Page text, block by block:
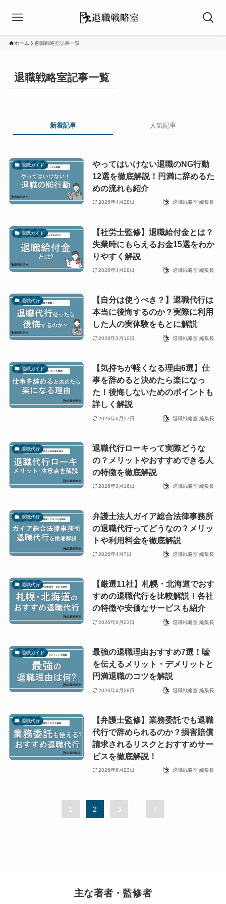
ホーム 退職戦略室記事一覧
退職戦略室記事一覧
新着記事 人気記事
退職ガイド
やってはいけない退職のNG行動
12選を徹底解説！円満に辞めるた
めの流れも紹介
2026年4月28日 退職戦略室 編集長
退職ガイド
【社労士監修】退職給付金とは？
失業時にもらえるお金15選をわか
りやすく解説
2026年4月28日 退職戦略室 編集長
退職代行
【自分は使うべき？】退職代行は
本当に後悔するのか？実際に利用
した人の実体験をもとに解説
2026年3月10日 退職戦略室 編集長
退職ガイド
【気持ちが軽くなる理由6選】仕
事を辞めると決めたら楽になっ
た！後悔しないためのポイントも
詳しく解説
2026年6月17日 退職戦略室 編集長
退職代行
退職代行ローキって実際どうな
の？メリットやおすすめできる人
の特徴を徹底解説
2026年3月16日 退職戦略室 編集長
退職代行
弁護士法人ガイア総合法律事務所
の退職代行ってどうなの？メリッ
トや利用料金を徹底解説
2026年4月7日 退職戦略室 編集長
退職代行
【厳選11社】札幌・北海道でおす
すめの退職代行を比較解説！各社
の特徴や安価なサービスも紹介
2026年6月23日 退職戦略室 編集長
退職ガイド
最強の退職理由おすすめ7選！嘘
を伝えるメリット・デメリットと
円満退職のコツを解説
2026年4月28日 退職戦略室 編集長
退職代行
【弁護士監修】業務委託でも退職
代行で辞められるのか？損害賠償
請求されるリスクとおすすめサー
ビスを徹底解説！
2026年6月23日 退職戦略室 編集長
1 2 3 ... 7
主な著者・監修者